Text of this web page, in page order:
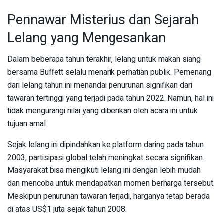
Pennawar Misterius dan Sejarah
Lelang yang Mengesankan
Dalam beberapa tahun terakhir, lelang untuk makan siang
bersama Buffett selalu menarik perhatian publik. Pemenang
dari lelang tahun ini menandai penurunan signifikan dari
tawaran tertinggi yang terjadi pada tahun 2022. Namun, hal ini
tidak mengurangi nilai yang diberikan oleh acara ini untuk
tujuan amal.
Sejak lelang ini dipindahkan ke platform daring pada tahun
2003, partisipasi global telah meningkat secara signifikan.
Masyarakat bisa mengikuti lelang ini dengan lebih mudah
dan mencoba untuk mendapatkan momen berharga tersebut.
Meskipun penurunan tawaran terjadi, harganya tetap berada
di atas US$1 juta sejak tahun 2008.